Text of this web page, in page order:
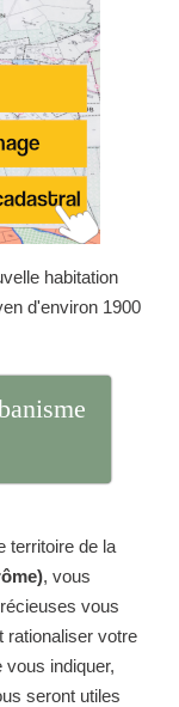
habitation
d'environ 1900
territoire de la
, vous
vous
rationaliser votre
vous indiquer,
seront utiles